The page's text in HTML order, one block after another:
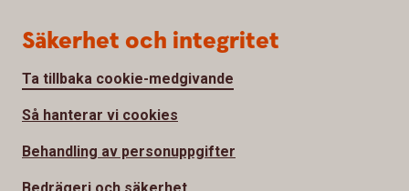
Säkerhet och integritet
Ta tillbaka cookie-medgivande
Så hanterar vi cookies
Behandling av personuppgifter
Bedrägeri och säkerhet